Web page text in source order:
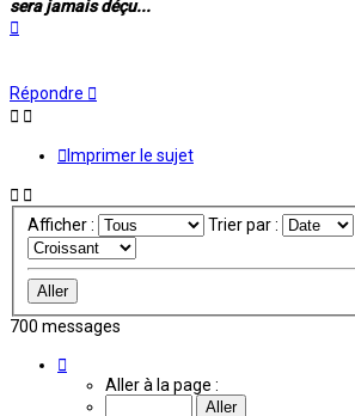
sera jamais déçu...
Répondre
Imprimer le sujet
Afficher : Trier par :
700 messages
Aller à la page :